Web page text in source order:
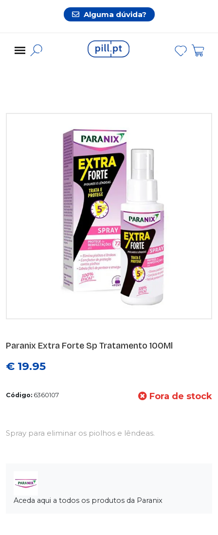
Alguma dúvida?
Paranix Extra Forte Sp Tratamento 100Ml
€ 19.95
Código: 6360107 Fora de stock
Spray para eliminar os piolhos e lêndeas.
Aceda aqui a todos os produtos da Paranix